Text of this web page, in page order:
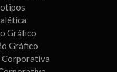
Gráfico
Gráfico
Corporativa